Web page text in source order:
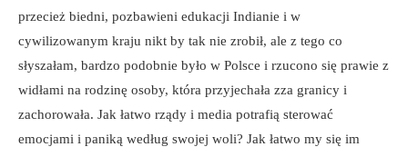
przecież biedni, pozbawieni edukacji Indianie i w
cywilizowanym kraju nikt by tak nie zrobił, ale z tego co
słyszałam, bardzo podobnie było w Polsce i rzucono się prawie z
widłami na rodzinę osoby, która przyjechała zza granicy i
zachorowała. Jak łatwo rządy i media potrafią sterować
emocjami i paniką według swojej woli? Jak łatwo my się im